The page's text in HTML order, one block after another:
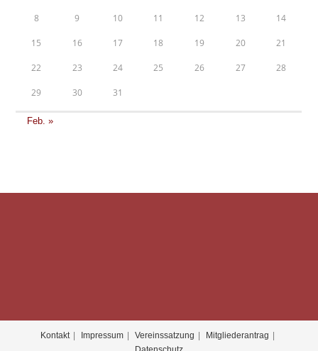
8 9 10 11 12 13 14
15 16 17 18 19 20 21
22 23 24 25 26 27 28
29 30 31
Feb. »
Kontakt Impressum Vereinssatzung
Mitgliederantrag